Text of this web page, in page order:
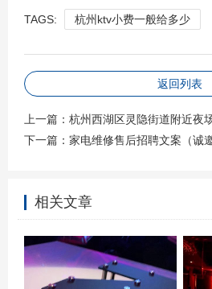
让人会心一笑。 #### **【我们需
这里，我们寻找的不仅仅是专业技
中的“开心果”，能在繁忙的工作中
信，幽默是世界上最短的捷径，能
意无限】**：提供丰富的内部培训
**【职业发展】**：从基层到管理
们一起笑过的瞬间】** - **“行李超
心，多出来的行李就说是给大熊猫
TAGS: 杭州ktv小费一般给多少
返回列表
上一篇： 杭州西湖区灵隐街道附近夜场招聘
下一篇： 家电维修售后招聘文案（诚邀家电维
相关文章